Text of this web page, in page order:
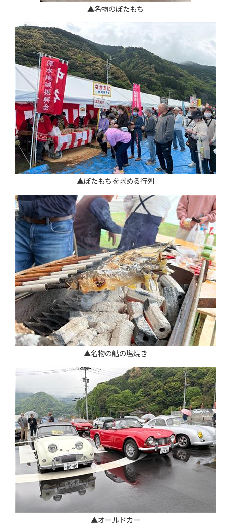
▲名物のぼたもち
▲ぼたもちを求める行列
▲名物の鮎の塩焼き
▲オールドカー